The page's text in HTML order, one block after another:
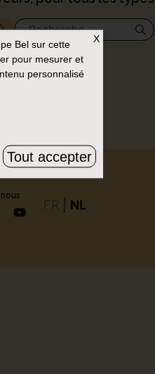
supprimer un.
FR NL
X
Bel sur cette
pour mesurer et
personnalisé
Tout accepter